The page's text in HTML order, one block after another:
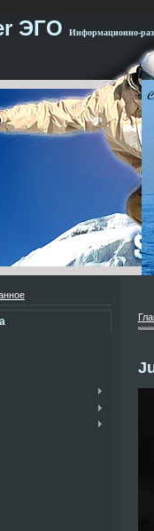
ЭГО Информационно-